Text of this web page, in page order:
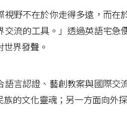
野不在於你走得多遠，而在
交流的工具。」透過英語宅
界發聲。
言認證、藝創教案與國際交
族的文化靈魂；另一方面向外